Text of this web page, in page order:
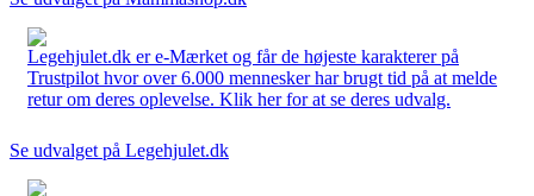
Legehjulet.dk er e-Mærket og får de højeste karakterer på
Trustpilot hvor over 6.000 mennesker har brugt tid på at melde
retur om deres oplevelse. Klik her for at se deres udvalg.
Se udvalget på Legehjulet.dk